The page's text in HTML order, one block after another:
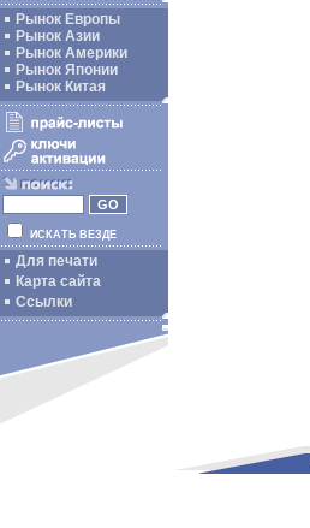
Рынок Европы
Рынок Азии
Рынок Америки
Рынок Японии
Рынок Китая
ИСКАТЬ ВЕЗДЕ
Для печати
Карта сайта
Ссылки